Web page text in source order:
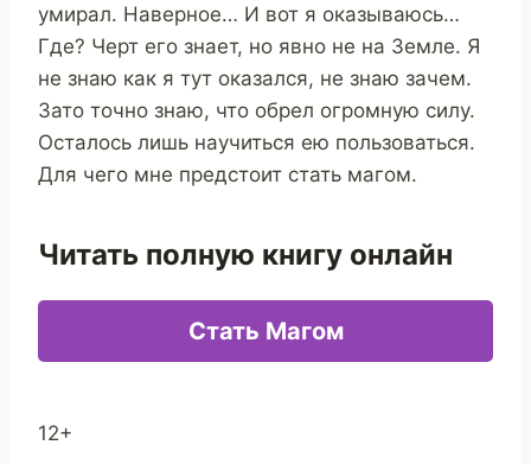
умирал. Наверное… И вот я оказываюсь…
Где? Черт его знает, но явно не на Земле. Я
не знаю как я тут оказался, не знаю зачем.
Зато точно знаю, что обрел огромную силу.
Осталось лишь научиться ею пользоваться.
Для чего мне предстоит стать магом.
Читать полную книгу онлайн
Стать Магом
12+